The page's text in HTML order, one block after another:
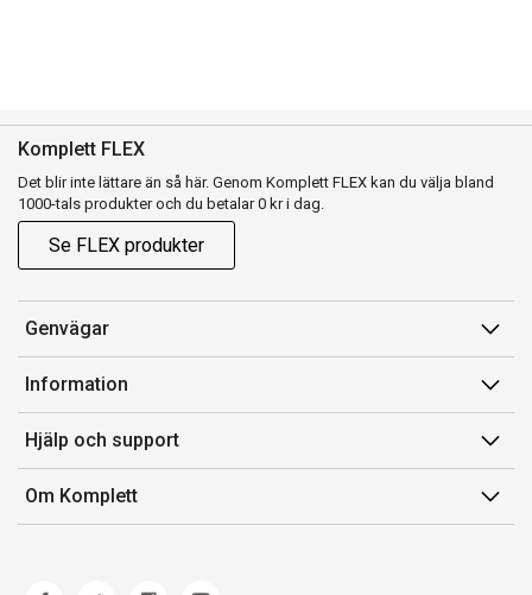
Komplett FLEX
Det blir inte lättare än så här. Genom Komplett FLEX kan du välja bland
1000-tals produkter och du betalar 0 kr i dag.
Se FLEX produkter
Genvägar
Konto
Orderhistorik
Presentkort
Komplett Club
Information
Försäljningsvillkor
Medlemsvillkor for Komplett Club
Lediga tjänster
Hjälp och support
Kontakta oss
Kundservice
Om Komplett